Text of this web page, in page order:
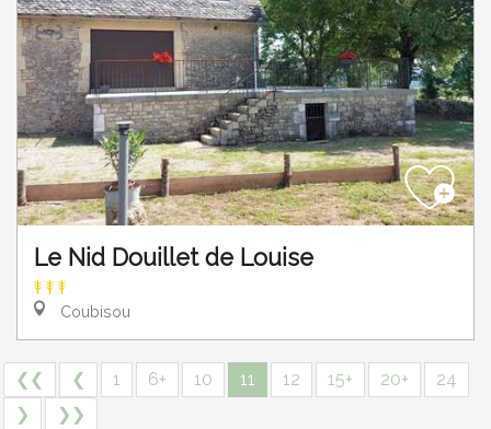
Le Nid Douillet de Louise
Coubisou
❮❮ ❮ 1 6+ 10 11 12 15+ 20+
24
❯
❯❯